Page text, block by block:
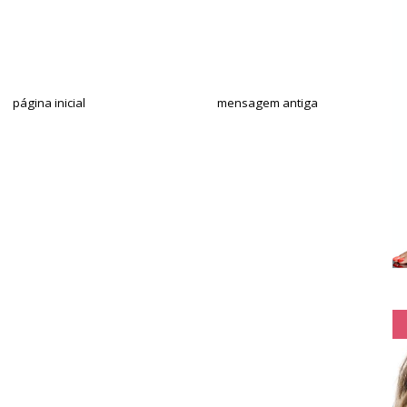
mensagem antiga
página inicial